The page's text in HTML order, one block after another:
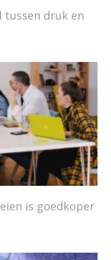
tussen druk en
is goedkoper